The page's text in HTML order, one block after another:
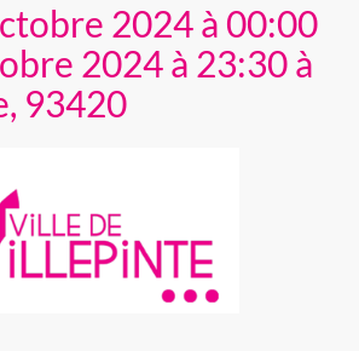
2024 à 00:00
2024 à 23:30 à
93420